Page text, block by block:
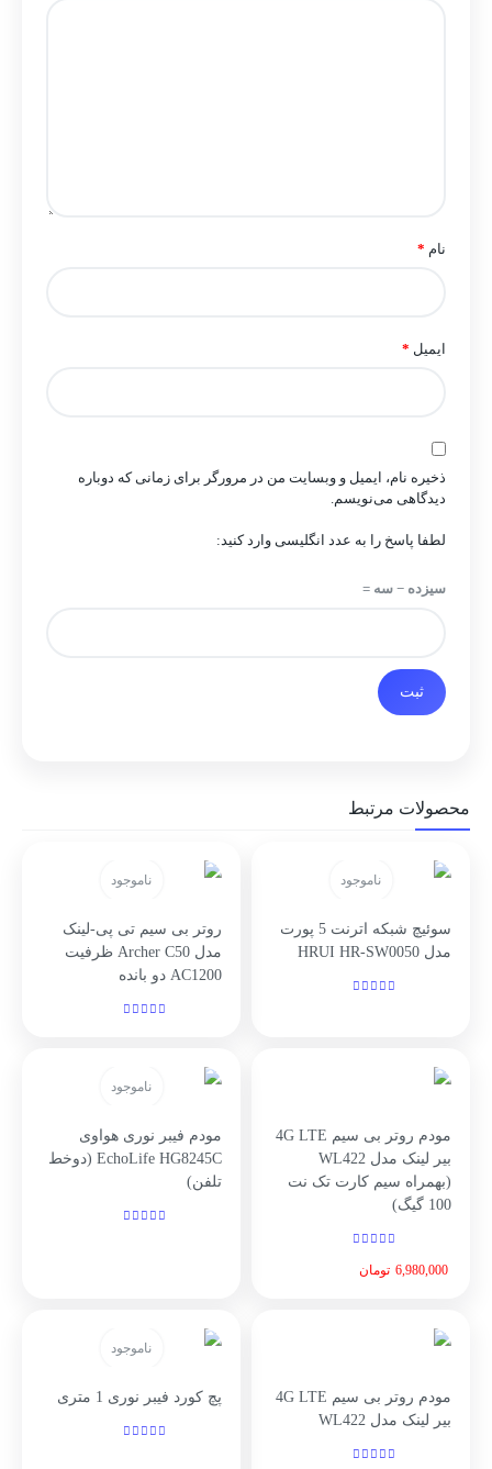
نام *
ایمیل *
ذخیره نام، ایمیل و وبسایت من در مرورگر برای زمانی که دوباره
دیدگاهی می‌نویسم.
لطفا پاسخ را به عدد انگلیسی وارد کنید:
سیزده − سه =
محصولات مرتبط
ناموجود
سوئیچ شبکه اترنت 5 پورت
مدل HRUI HR-SW0050
ناموجود
روتر بی سیم تی پی-لینک
مدل Archer C50 ظرفیت
AC1200 دو بانده
مودم روتر بی سیم 4G LTE
بیر لینک مدل WL422
(بهمراه سیم کارت تک نت
100 گیگ)
تومان
ناموجود
مودم فیبر نوری هواوی
EchoLife HG8245C (دوخط
تلفن)
مودم روتر بی سیم 4G LTE
بیر لینک مدل WL422
ناموجود
پچ کورد فیبر نوری 1 متری